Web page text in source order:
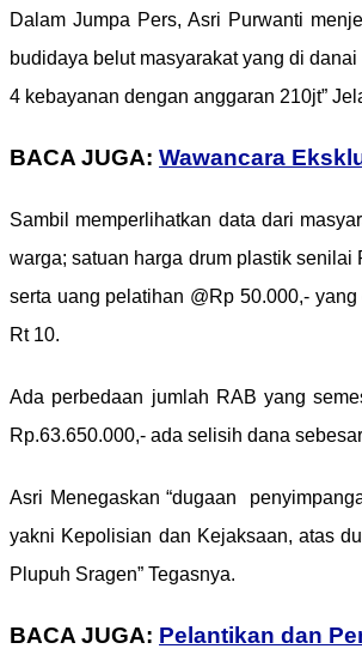
Dalam Jumpa Pers, Asri Purwanti
budidaya belut masyarakat yang di
4 kebayanan dengan anggaran 210jt”
BACA JUGA: Wawancara
Sambil memperlihatkan data dari
warga; satuan harga drum plastik
serta uang pelatihan @Rp 50.000,-
Rt 10.
Ada perbedaan jumlah RAB yang
Rp.63.650.000,- ada selisih dana
Asri Menegaskan “dugaan
yakni Kepolisian dan Kejaksaan, atas
Plupuh Sragen” Tegasnya.
BACA JUGA: Pelantikan dan